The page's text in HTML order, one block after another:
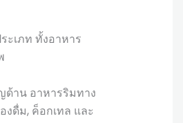
ะเภท ทั้งอาหาร
ด้าน อาหารริมทาง
งดื่ม, ค็อกเทล และ